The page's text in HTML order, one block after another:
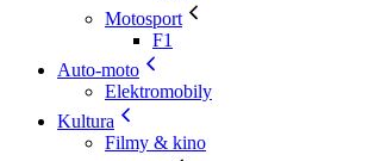
Motosport
F1
Auto-moto
Elektromobily
Kultura
Filmy & kino